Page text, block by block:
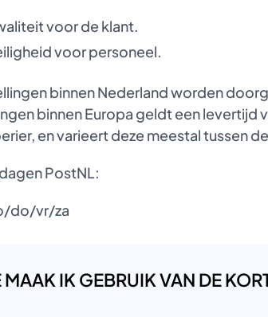
voor de klant.
voor personeel.
binnen Nederland worden
binnen Europa geldt een levertijd
en varieert deze meestal tussen
PostNL:
do/vr/za
MAAK IK GEBRUIK VAN DE